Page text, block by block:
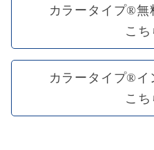
カラータイプ®無
こち
カラータイプ®イ
こち